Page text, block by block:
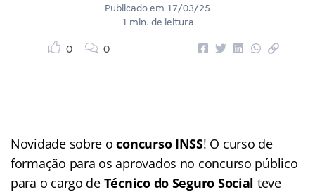
Publicado em 17/03/25
1 min. de leitura
0 0
Novidade sobre oconcurso INSS! O curso de
formação para os aprovados no concurso público
para o cargo de Técnico do Seguro Social teve